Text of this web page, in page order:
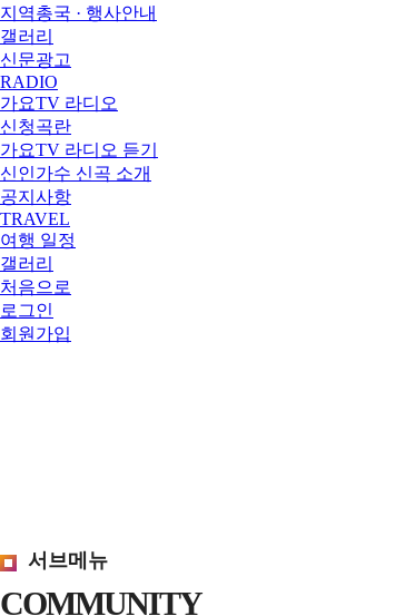
지역총국 · 행사안내
갤러리
신문광고
RADIO
가요TV 라디오
신청곡란
가요TV 라디오 듣기
신인가수 신곡 소개
공지사항
TRAVEL
여행 일정
갤러리
처음으로
로그인
회원가입
서브메뉴
COMMUNITY